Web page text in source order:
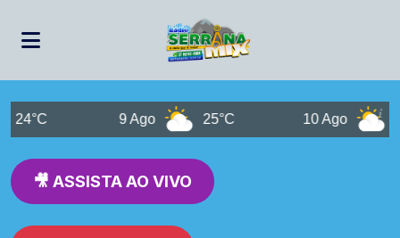
24°C 9 Ago 25°C 10 Ago
🎥 ASSISTA AO VIVO